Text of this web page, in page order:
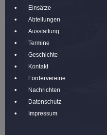
Einsätze
Abteilungen
Ausstattung
Termine
Geschichte
Kontakt
Fördervereine
Nachrichten
Datenschutz
Impressum